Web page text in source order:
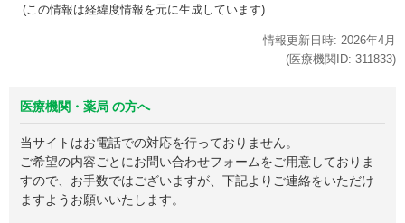
(この情報は経緯度情報を元に生成しています)
情報更新日時: 2026年4月
(医療機関ID: 311833)
医療機関・薬局 の方へ
当サイトはお電話での対応を行っておりません。
ご希望の内容ごとにお問い合わせフォームをご用意しておりま
すので、お手数ではございますが、下記よりご連絡をいただけ
ますようお願いいたします。